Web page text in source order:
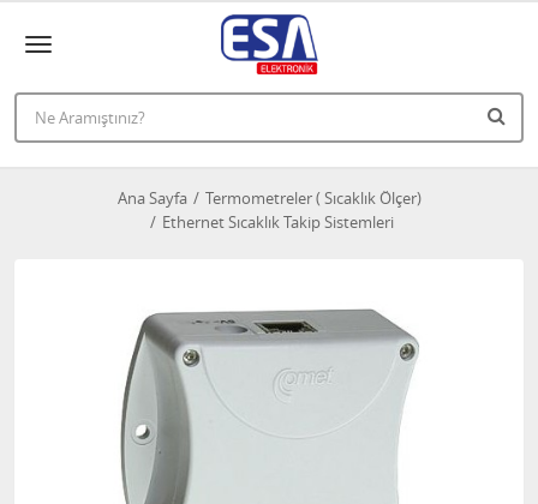
Ana Sayfa
Termometreler ( Sıcaklık Ölçer)
Ethernet Sıcaklık Takip Sistemleri